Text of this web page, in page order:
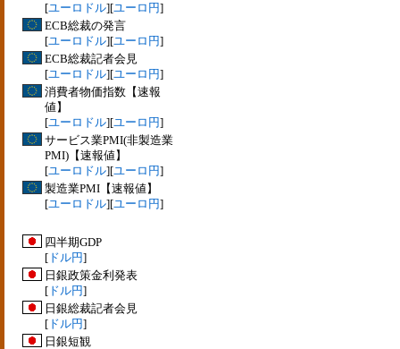
[ユーロドル][ユーロ円]
ECB総裁の発言
[ユーロドル][ユーロ円]
ECB総裁記者会見
[ユーロドル][ユーロ円]
消費者物価指数【速報
値】
[ユーロドル][ユーロ円]
サービス業PMI(非製造業
PMI)【速報値】
[ユーロドル][ユーロ円]
製造業PMI【速報値】
[ユーロドル][ユーロ円]
四半期GDP
[ ドル円]
日銀政策金利発表
[ ドル円]
日銀総裁記者会見
[ ドル円]
日銀短観